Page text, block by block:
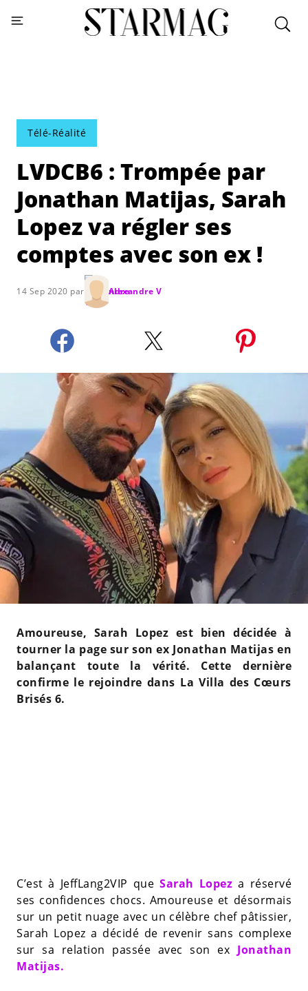
Télé-Réalité
LVDCB6 : Trompée par
Jonathan Matijas, Sarah
Lopez va régler ses
comptes avec son ex !
14 Sep 2020 par Alexandre V
Amoureuse, Sarah Lopez est bien décidée à
tourner la page sur son ex Jonathan Matijas en
balançant toute la vérité. Cette dernière
confirme le rejoindre dans La Villa des Cœurs
Brisés 6.
C’est à JeffLang2VIP queSarah Lopez a réservé
ses confidences chocs. Amoureuse et désormais
sur un petit nuage avec un célèbre chef pâtissier,
Sarah Lopez a décidé de revenir sans complexe
sur sa relation passée avec son ex Jonathan
Matijas.